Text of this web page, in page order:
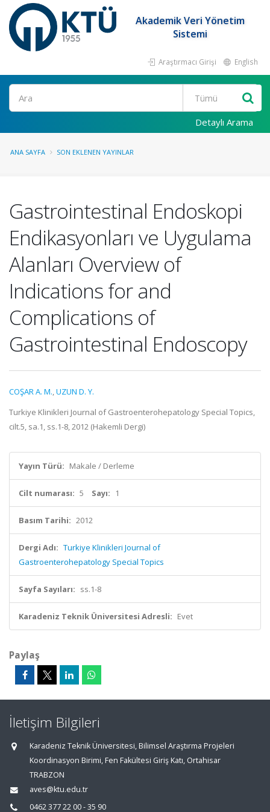
Akademik Veri Yönetim
Sistemi
Araştırmacı Girişi English
Ara
Detaylı Arama
ANA SAYFA SON EKLENEN YAYINLAR
Gastrointestinal Endoskopi
Endikasyonları ve Uygulama
Alanları Overview of
Indications for and
Complications of
Gastrointestinal Endoscopy
COŞAR A. M.,UZUN D. Y.
Turkiye Klinikleri Journal of Gastroenterohepatology Special Topics,
cilt.5, sa.1, ss.1-8, 2012 (Hakemli Dergi)
Yayın Türü: Makale / Derleme
Cilt numarası: 5 Sayı: 1
Basım Tarihi: 2012
Dergi Adı: Turkiye Klinikleri Journal of
Gastroenterohepatology Special Topics
Sayfa Sayıları: ss.1-8
Karadeniz Teknik Üniversitesi Adresli: Evet
Paylaş
İletişim Bilgileri
Karadeniz Teknik Üniversitesi, Bilimsel Araştırma Projeleri
Koordinasyon Birimi, Fen Fakültesi Giriş Katı, Ortahisar
TRABZON
aves@ktu.edu.tr
0462 377 22 00 - 35 90